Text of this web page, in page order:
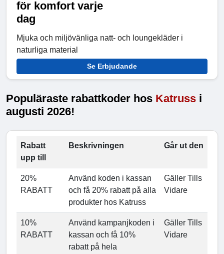
för komfort varje
dag
Mjuka och miljövänliga natt- och loungekläder i
naturliga material
Se Erbjudande
Populäraste rabattkoder hos Katruss i
augusti 2026!
Rabatt
upp till
Beskrivningen Går ut den
20%
RABATT
Använd koden i kassan
och få 20% rabatt på alla
produkter hos Katruss
Gäller Tills
Vidare
10%
RABATT
Använd kampanjkoden i
kassan och få 10%
rabatt på hela
Gäller Tills
Vidare